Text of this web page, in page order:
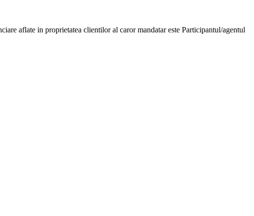
aflate in proprietatea clientilor al caror mandatar este Participantul/agentul